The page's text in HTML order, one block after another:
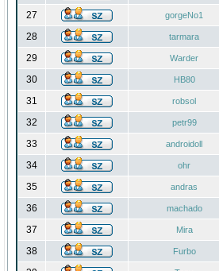
27 gorgeNo1
28 tarmara
29 Warder
30 HB80
31 robsol
32 petr99
33 androidoll
34 ohr
35 andras
36 machado
37 Mira
38 Furbo